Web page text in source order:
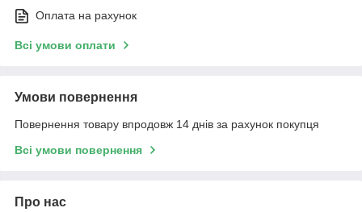
Оплата на рахунок
Всі умови оплати
Умови повернення
Повернення товару впродовж 14 днів за рахунок покупця
Всі умови повернення
Про нас